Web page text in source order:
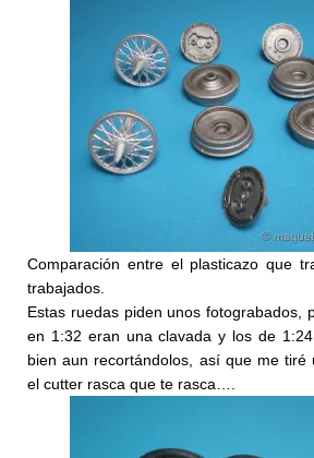
Comparación entre el plasticazo que
trabajados.
Estas ruedas piden unos fotograbados,
en 1:32 eran una clavada y los de
bien aun recortándolos, así que me tiré
el cutter rasca que te rasca….